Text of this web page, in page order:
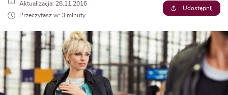
Aktualizacja: 26.11.2016
Przeczytasz w: 3 minuty
Udostępnij